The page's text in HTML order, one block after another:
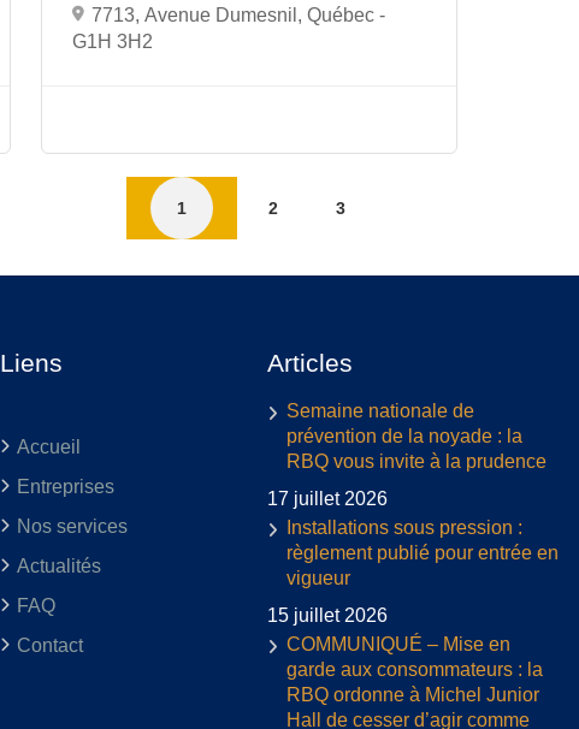
7713, Avenue Dumesnil, Québec -
G1H 3H2
1 2 3
Liens
Accueil
Entreprises
Nos services
Actualités
FAQ
Contact
Articles
Semaine nationale de
prévention de la noyade : la
RBQ vous invite à la prudence
17 juillet 2026
Installations sous pression :
règlement publié pour entrée en
vigueur
15 juillet 2026
COMMUNIQUÉ – Mise en
garde aux consommateurs : la
RBQ ordonne à Michel Junior
Hall de cesser d’agir comme